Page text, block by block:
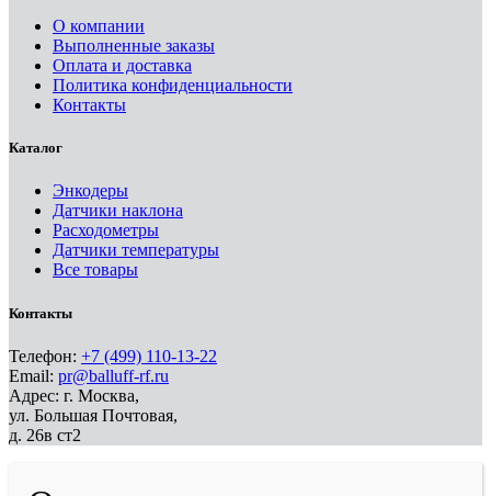
О компании
Выполненные заказы
Оплата и доставка
Политика конфиденциальности
Контакты
Каталог
Энкодеры
Датчики наклона
Расходометры
Датчики температуры
Все товары
Контакты
Телефон: +7 (499) 110-13-22
Email: pr@balluff-rf.ru
Адрес: г. Москва,
ул. Большая Почтовая,
д. 26в ст2